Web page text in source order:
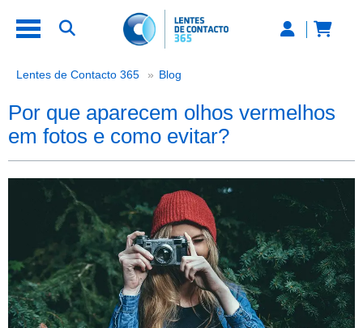
Lentes de Contacto 365 Blog
Por que aparecem olhos vermelhos
em fotos e como evitar?